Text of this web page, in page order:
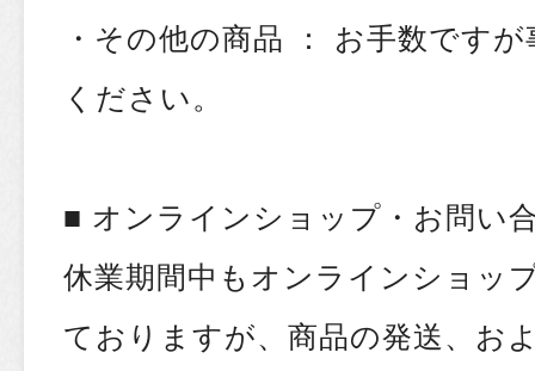
・その他の商品 ： お手数です
ください。
■ オンラインショップ・お問い
休業期間中もオンラインショッ
ておりますが、商品の発送、お